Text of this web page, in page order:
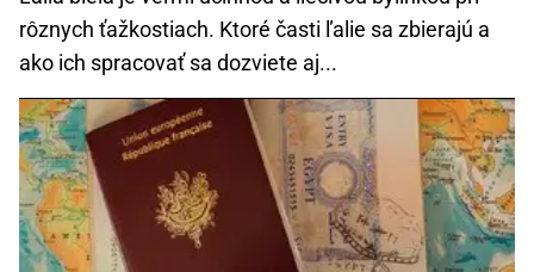
rôznych ťažkostiach. Ktoré časti ľalie sa zbierajú a
ako ich spracovať sa dozviete aj...